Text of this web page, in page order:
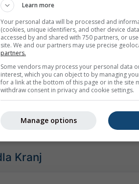
Silne Bardzo silne
na Kranj. Ta animacja pokazuje
na 2h . Pomarańczowe krzyżyki
przeznowcast.de(dostępne w USA,
dla radaru.Intensywność
Kranj
Learn more
Your personal data will be processed and
(cookies, unique identifiers, and other device
accessed by and shared with 750 partners, or
site. We and our partners may use precise
partners.
Some vendors may process your personal data
interest, which you can object to by managing
for a link at the bottom of this page or in the site
withdraw consent in privacy and cookie settings.
Manage options